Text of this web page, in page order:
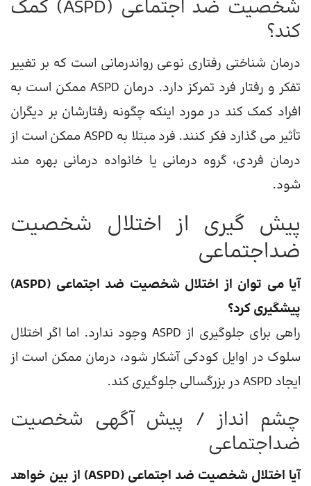
شخصیت ضد اجتماعی (ASPD) کمک
کند؟
درمان شناختی رفتاری نوعی رواندرمانی است که بر تغییر
تفکر و رفتار فرد تمرکز دارد. درمان ASPD ممکن است به
افراد کمک کند در مورد اینکه چگونه رفتارشان بر دیگران
تأثیر می گذارد فکر کنند. فرد مبتلا به ASPD ممکن است از
درمان فردی، گروه درمانی یا خانواده درمانی بهره مند
شود.
پیش گیری از اختلال شخصیت
ضداجتماعی
آیا می توان از اختلال شخصیت ضد اجتماعی (ASPD)
پیشگیری کرد؟
راهی برای جلوگیری از ASPD وجود ندارد. اما اگر اختلال
سلوک در اوایل کودکی آشکار شود، درمان ممکن است از
ایجاد ASPD در بزرگسالی جلوگیری کند.
چشم انداز / پیش آگهی شخصیت
ضداجتماعی
آیا اختلال شخصیت ضد اجتماعی (ASPD) از بین خواهد